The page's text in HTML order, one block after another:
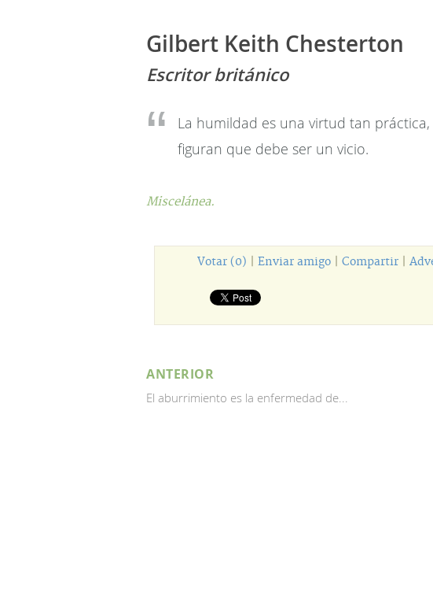
Gilbert Keith Chesterton
Escritor británico
La humildad es una virtud tan
figuran que debe ser un vicio.
Miscelánea.
Votar (0) Enviar amigo Compartir
ANTERIOR
El aburrimiento es la enfermedad de...